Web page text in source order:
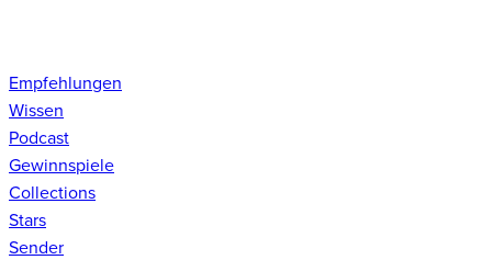
Empfehlungen
Wissen
Podcast
Gewinnspiele
Collections
Stars
Sender